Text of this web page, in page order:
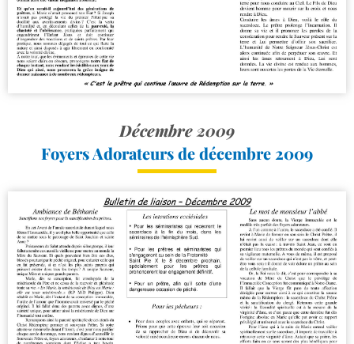
Décembre 2009
Foyers Adorateurs de décembre 2009